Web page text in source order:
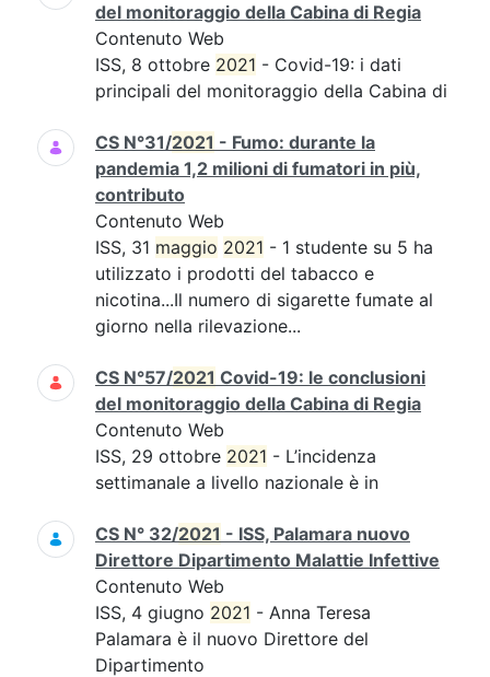
del monitoraggio della Cabina di Regia
Contenuto Web
ISS, 8 ottobre 2021 - Covid-19: i dati
principali del monitoraggio della Cabina di
CS N°31/2021 - Fumo: durante la
pandemia 1,2 milioni di fumatori in più,
contributo
Contenuto Web
ISS, 31 maggio 2021 - 1 studente su 5 ha
utilizzato i prodotti del tabacco e
nicotina...Il numero di sigarette fumate al
giorno nella rilevazione...
CS N°57/2021 Covid-19: le conclusioni
del monitoraggio della Cabina di Regia
Contenuto Web
ISS, 29 ottobre 2021 - L’incidenza
settimanale a livello nazionale è in
CS N° 32/2021 - ISS, Palamara nuovo
Direttore Dipartimento Malattie Infettive
Contenuto Web
ISS, 4 giugno 2021 - Anna Teresa
Palamara è il nuovo Direttore del
Dipartimento